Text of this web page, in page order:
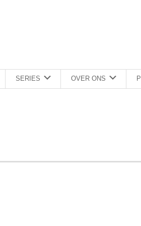
SERIES OVER ONS